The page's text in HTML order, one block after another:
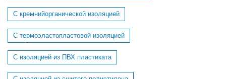
C кремнийорганической изоляцией
C термоэластопластовой изоляцией
С изоляцией из ПВХ пластиката